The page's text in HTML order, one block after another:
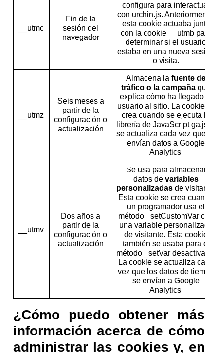
__utmc
Fin de la
sesión del
navegador
configura para interactuar
con urchin.js. Anteriormente,
esta cookie actuaba junto
con la cookie __utmb para
determinar si el usuario
estaba en una nueva sesión
o visita.
__utmz
Seis meses a
partir de la
configuración o
actualización
Almacena lafuente de
tráfico o la campaña que
explica cómo ha llegado el
usuario al sitio. La cookie se
crea cuando se ejecuta la
librería de JavaScript ga.js y
se actualiza cada vez que se
envían datos a Google
Analytics.
__utmv
Dos años a
partir de la
configuración o
actualización
Se usa para almacenar
datos devariables
personalizadasde visitante.
Esta cookie se crea cuando
un programador usa el
método _setCustomVar con
una variable personalizada
de visitante. Esta cookie
también se usaba para el
método _setVar desactivado.
La cookie se actualiza cada
vez que los datos de tiempo
se envían a Google
Analytics.
¿Cómo puedo obtener más
información acerca de cómo
administrar las cookies y, en